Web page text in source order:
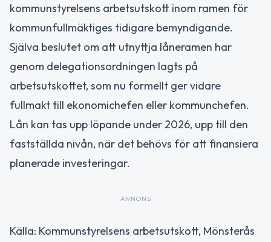
kommunstyrelsens arbetsutskott inom ramen för
kommunfullmäktiges tidigare bemyndigande.
Själva beslutet om att utnyttja låneramen har
genom delegationsordningen lagts på
arbetsutskottet, som nu formellt ger vidare
fullmakt till ekonomichefen eller kommunchefen.
Lån kan tas upp löpande under 2026, upp till den
fastställda nivån, när det behövs för att finansiera
planerade investeringar.
ANNONS
Källa: Kommunstyrelsens arbetsutskott, Mönsterås